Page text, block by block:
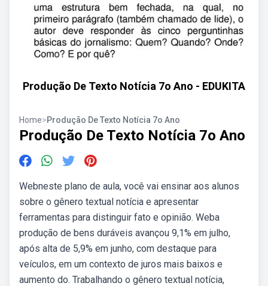
Produção De Texto Notícia 7o Ano - EDUKITA
Home>Produção De Texto Notícia 7o Ano
Produção De Texto Notícia 7o Ano
Webneste plano de aula, você vai ensinar aos alunos
sobre o gênero textual notícia e apresentar
ferramentas para distinguir fato e opinião. Weba
produção de bens duráveis avançou 9,1% em julho,
após alta de 5,9% em junho, com destaque para
veículos, em um contexto de juros mais baixos e
aumento do. Trabalhando o gênero textual notícia,